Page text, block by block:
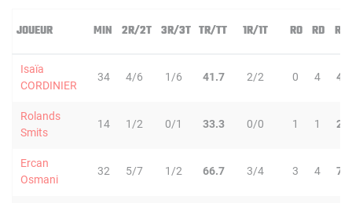
JOUEUR MIN 2R/2T 3R/3T TR/TT 1R/1T RO RD RT
Isaïa
CORDINIER
34 4/6 1/6 41.7 2/2 0 4 4
Rolands
Smits
14 1/2 0/1 33.3 0/0 1 1 2
Ercan
Osmani
32 5/7 1/2 66.7 3/4 3 4 7